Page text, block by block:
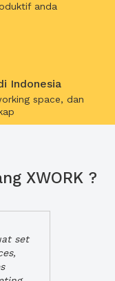
anda
Indonesia
space, dan
XWORK ?
set